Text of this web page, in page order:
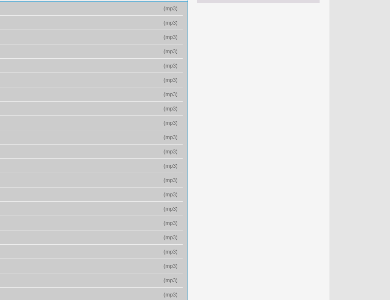
(mp3)
(mp3)
(mp3)
(mp3)
(mp3)
(mp3)
(mp3)
(mp3)
(mp3)
(mp3)
(mp3)
(mp3)
(mp3)
(mp3)
(mp3)
(mp3)
(mp3)
(mp3)
(mp3)
(mp3)
(mp3)